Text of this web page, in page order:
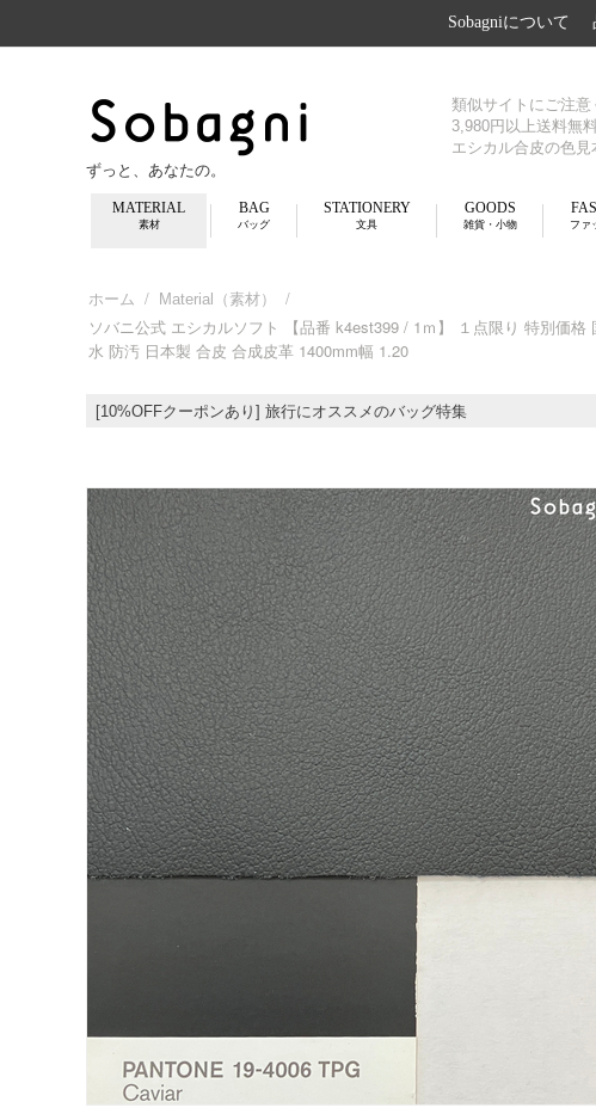
Sobagniについて
ずっと、あなたの。
類似サイトにご注
3,980円以上送料無
エシカル合皮の色見
MATERIAL
素材
BAG
バッグ
STATIONERY
文具
GOODS
雑貨・小物 ファ
ホーム / Material（素材）
/
ソバニ公式 エシカルソフト 【品番 k4est399 / 1ｍ】 １点限り 特別価
水 防汚 日本製 合皮 合成皮革 1400mm幅 1.20
[10%OFFクーポンあり] 旅行にオススメのバッグ特集